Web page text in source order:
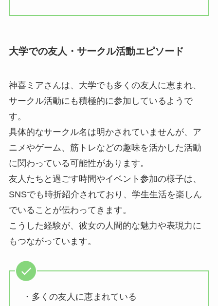
大学での友人・サークル活動エピソード
神喜ミアさんは、大学でも多くの友人に恵まれ、
サークル活動にも積極的に参加しているようで
す。
具体的なサークル名は明かされていませんが、ア
ニメやゲーム、筋トレなどの趣味を活かした活動
に関わっている可能性があります。
友人たちと過ごす時間やイベント参加の様子は、
SNSでも時折紹介されており、学生生活を楽しん
でいることが伝わってきます。
こうした経験が、彼女の人間的な魅力や表現力に
もつながっています。
・多くの友人に恵まれている